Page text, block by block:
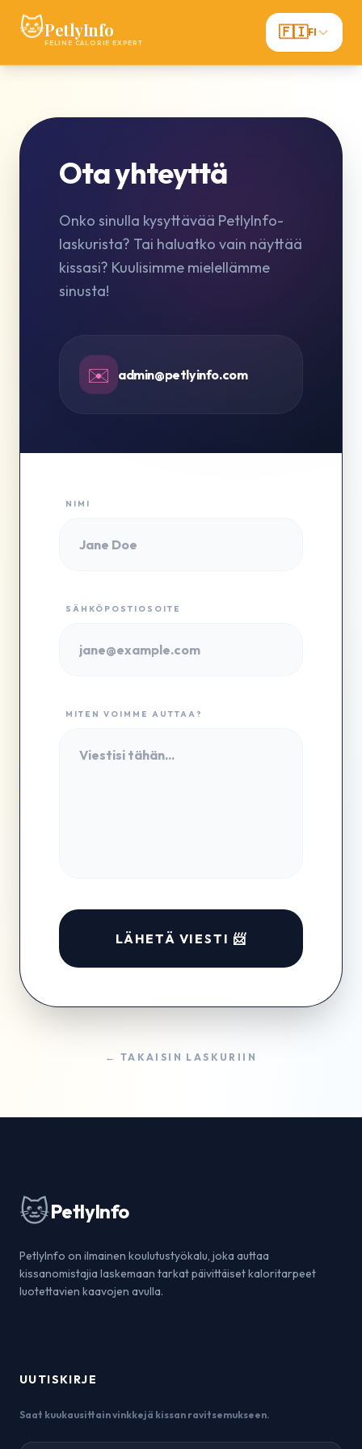
🐱PetlyInfo
FELINE CALORIE EXPERT
🇫🇮FI
Ota yhteyttä
Onko sinulla kysyttävää PetlyInfo-
laskurista? Tai haluatko vain näyttää
kissasi? Kuulisimme mielellämme
sinusta!
✉️ admin@petlyinfo.com
NIMI
SÄHKÖPOSTIOSOITE
MITEN VOIMME AUTTAA?
LÄHETÄ VIESTI 📨
← TAKAISIN LASKURIIN
🐱PetlyInfo
PetlyInfo on ilmainen koulutustyökalu, joka auttaa
kissanomistajia laskemaan tarkat päivittäiset kaloritarpeet
luotettavien kaavojen avulla.
UUTISKIRJE
Saat kuukausittain vinkkejä kissan ravitsemukseen.